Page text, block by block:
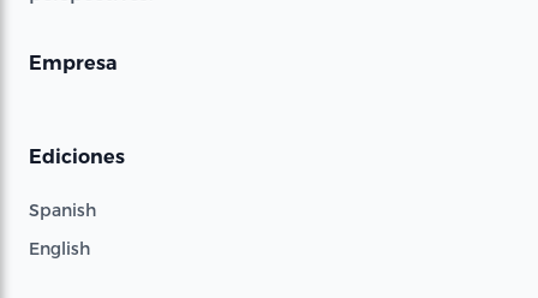
Empresa
Ediciones
Spanish
English